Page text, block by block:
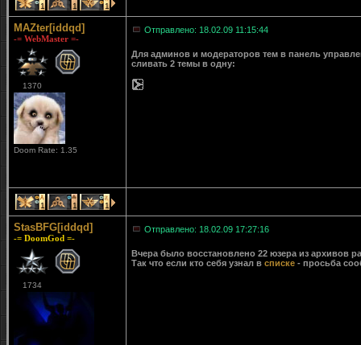
1 1 1
MAZter[iddqd]
-= WebMaster =-
1370
Doom Rate: 1.35
Отправлено: 18.02.09 11:15:44
Для админов и модераторов тем в панель
сливать 2 темы в одну:
1 1 1
StasBFG[iddqd]
-= DoomGod =-
1734
Отправлено: 18.02.09 17:27:16
Вчера было восстановлено 22 юзера из архивов
Так что если кто себя узнал в списке - просьба